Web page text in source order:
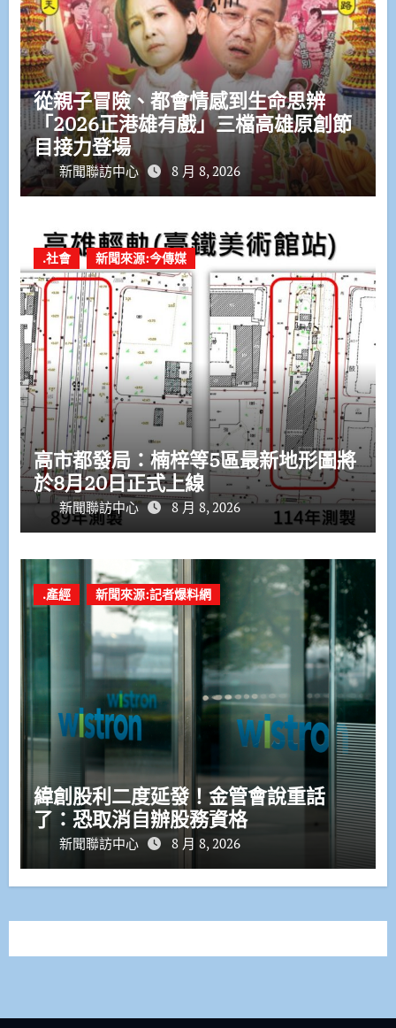
從親子冒險、都會情感到生命思辨
「2026正港雄有戲」三檔高雄原創節
目接力登場
新聞聯訪中心 8 月 8, 2026
.社會 新聞來源:今傳媒
高市都發局：楠梓等5區最新地形圖將
於8月20日正式上線
新聞聯訪中心 8 月 8, 2026
.產經 新聞來源:記者爆料網
緯創股利二度延發！金管會說重話
了：恐取消自辦股務資格
新聞聯訪中心 8 月 8, 2026